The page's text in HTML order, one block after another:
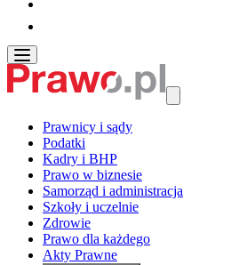
Prawnicy i sądy
Podatki
Kadry i BHP
Prawo w biznesie
Samorząd i administracja
Szkoły i uczelnie
Zdrowie
Prawo dla każdego
Akty Prawne